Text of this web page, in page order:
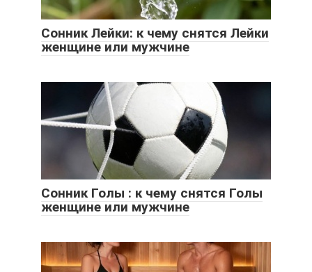
Сонник Лейки: к чему снятся Лейки
женщине или мужчине
Сонник Голы : к чему снятся Голы
женщине или мужчине